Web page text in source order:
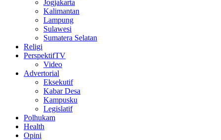
Jogjakarta
Kalimantan
Lampung
Sulawesi
Sumatera Selatan
Religi
PerspektifTV
Video
Advertorial
Eksekutif
Kabar Desa
Kampusku
Legislatif
Polhukam
Health
Opini